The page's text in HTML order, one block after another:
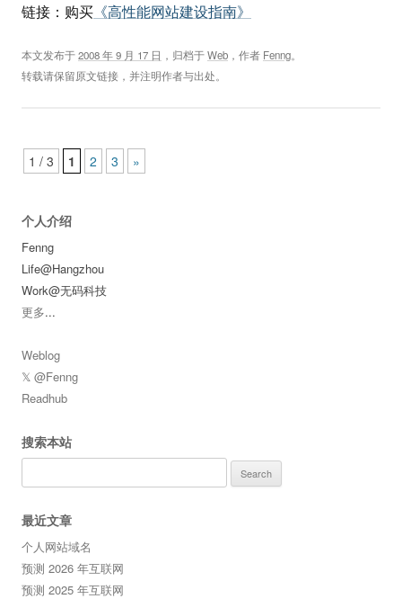
链接：购买 《高性能网站建设指南》
本文发布于2008 年 9 月 17 日 ，归档于Web ，作者 Fenng。
转载请保留原文链接，并注明作者与出处。
Post navigation
1 / 3 1 2 3 »
个人介绍
Fenng
Life@Hangzhou
Work@无码科技
更多...
Weblog
𝕏 @Fenng
Readhub
搜索本站
for:
最近文章
个人网站域名
预测 2026 年互联网
预测 2025 年互联网